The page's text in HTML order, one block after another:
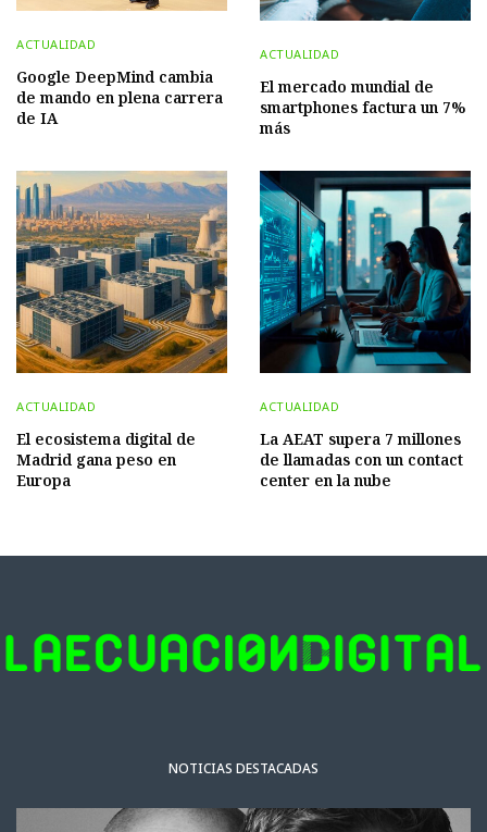
ACTUALIDAD
Google DeepMind cambia
de mando en plena carrera
de IA
ACTUALIDAD
El mercado mundial de
smartphones factura un 7%
más
ACTUALIDAD
El ecosistema digital de
Madrid gana peso en
Europa
ACTUALIDAD
La AEAT supera 7 millones
de llamadas con un contact
center en la nube
NOTICIAS DESTACADAS